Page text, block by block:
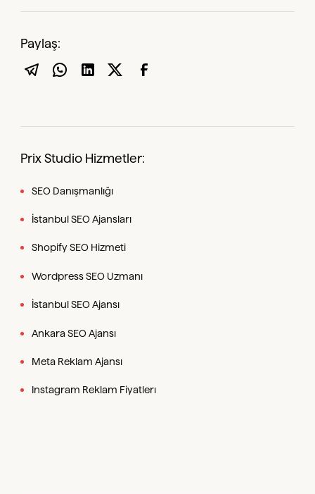
Paylaş:
Prix Studio Hizmetler:
SEO Danışmanlığı
İstanbul SEO Ajansları
Shopify SEO Hizmeti
Wordpress SEO Uzmanı
İstanbul SEO Ajansı
Ankara SEO Ajansı
Meta Reklam Ajansı
Instagram Reklam Fiyatlerı